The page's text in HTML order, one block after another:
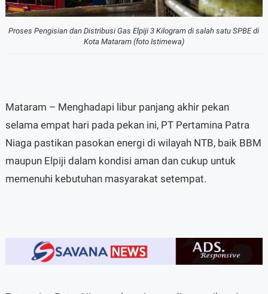
Proses Pengisian dan Distribusi Gas Elpiji 3 Kilogram di salah satu SPBE di
Kota Mataram (foto Istimewa)
Mataram – Menghadapi libur panjang akhir pekan
selama empat hari pada pekan ini, PT Pertamina Patra
Niaga pastikan pasokan energi di wilayah NTB, baik BBM
maupun Elpiji dalam kondisi aman dan cukup untuk
memenuhi kebutuhan masyarakat setempat.